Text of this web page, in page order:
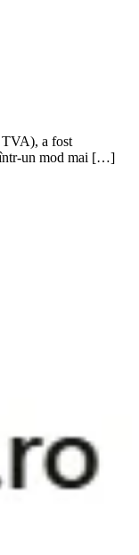
TVA), a fost
într-un mod mai […]